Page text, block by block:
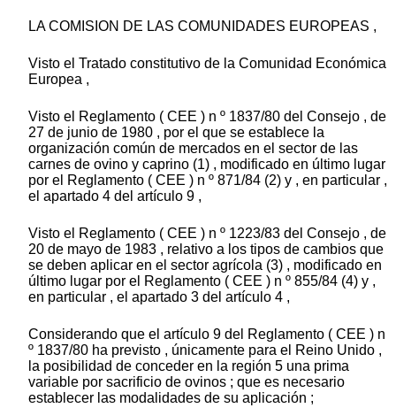
LA COMISION DE LAS COMUNIDADES EUROPEAS ,
Visto el Tratado constitutivo de la Comunidad Económica
Europea ,
Visto el Reglamento ( CEE ) n º 1837/80 del Consejo , de
27 de junio de 1980 , por el que se establece la
organización común de mercados en el sector de las
carnes de ovino y caprino (1) , modificado en último lugar
por el Reglamento ( CEE ) n º 871/84 (2) y , en particular ,
el apartado 4 del artículo 9 ,
Visto el Reglamento ( CEE ) n º 1223/83 del Consejo , de
20 de mayo de 1983 , relativo a los tipos de cambios que
se deben aplicar en el sector agrícola (3) , modificado en
último lugar por el Reglamento ( CEE ) n º 855/84 (4) y ,
en particular , el apartado 3 del artículo 4 ,
Considerando que el artículo 9 del Reglamento ( CEE ) n
º 1837/80 ha previsto , únicamente para el Reino Unido ,
la posibilidad de conceder en la región 5 una prima
variable por sacrificio de ovinos ; que es necesario
establecer las modalidades de su aplicación ;